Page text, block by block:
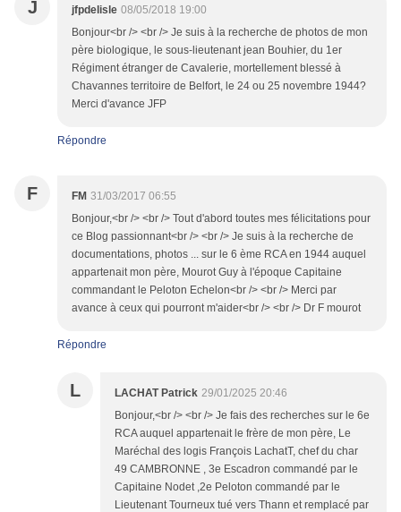
J jfpdelisle 08/05/2018 19:00
Bonjour<br /> <br /> Je suis à la recherche de photos de mon
père biologique, le sous-lieutenant jean Bouhier, du 1er
Régiment étranger de Cavalerie, mortellement blessé à
Chavannes territoire de Belfort, le 24 ou 25 novembre 1944?
Merci d'avance JFP
Répondre
F FM 31/03/2017 06:55
Bonjour,<br /> <br /> Tout d'abord toutes mes félicitations pour
ce Blog passionnant<br /> <br /> Je suis à la recherche de
documentations, photos ... sur le 6 ème RCA en 1944 auquel
appartenait mon père, Mourot Guy à l'époque Capitaine
commandant le Peloton Echelon<br /> <br /> Merci par
avance à ceux qui pourront m'aider<br /> <br /> Dr F mourot
Répondre
L LACHAT Patrick 29/01/2025 20:46
Bonjour,<br /> <br /> Je fais des recherches sur le 6e
RCA auquel appartenait le frère de mon père, Le
Maréchal des logis François LachatT, chef du char
49 CAMBRONNE , 3e Escadron commandé par le
Capitaine Nodet ,2e Peloton commandé par le
Lieutenant Tourneux tué vers Thann et remplacé par